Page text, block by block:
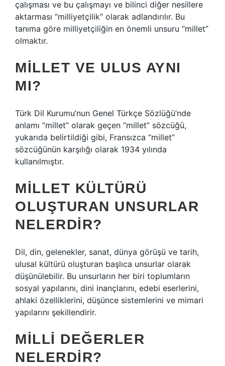
çalışması ve bu çalışmayı ve bilinci diğer nesillere
aktarması “milliyetçilik” olarak adlandırılır. Bu
tanıma göre milliyetçiliğin en önemli unsuru “millet”
olmaktır.
MILLET VE ULUS AYNI
MI?
Türk Dil Kurumu’nun Genel Türkçe Sözlüğü’nde
anlamı “millet” olarak geçen “millet” sözcüğü,
yukarıda belirtildiği gibi, Fransızca “millet”
sözcüğünün karşılığı olarak 1934 yılında
kullanılmıştır.
MILLET KÜLTÜRÜ
OLUŞTURAN UNSURLAR
NELERDIR?
Dil, din, gelenekler, sanat, dünya görüşü ve tarih,
ulusal kültürü oluşturan başlıca unsurlar olarak
düşünülebilir. Bu unsurların her biri toplumların
sosyal yapılarını, dini inançlarını, edebi eserlerini,
ahlaki özelliklerini, düşünce sistemlerini ve mimari
yapılarını şekillendirir.
MILLI DEĞERLER
NELERDIR?